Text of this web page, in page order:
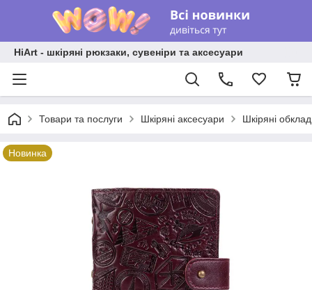
HiArt - шкіряні рюкзаки, сувеніри та аксесуари
Товари та послуги Шкіряні аксесуари Шкіряні
Новинка